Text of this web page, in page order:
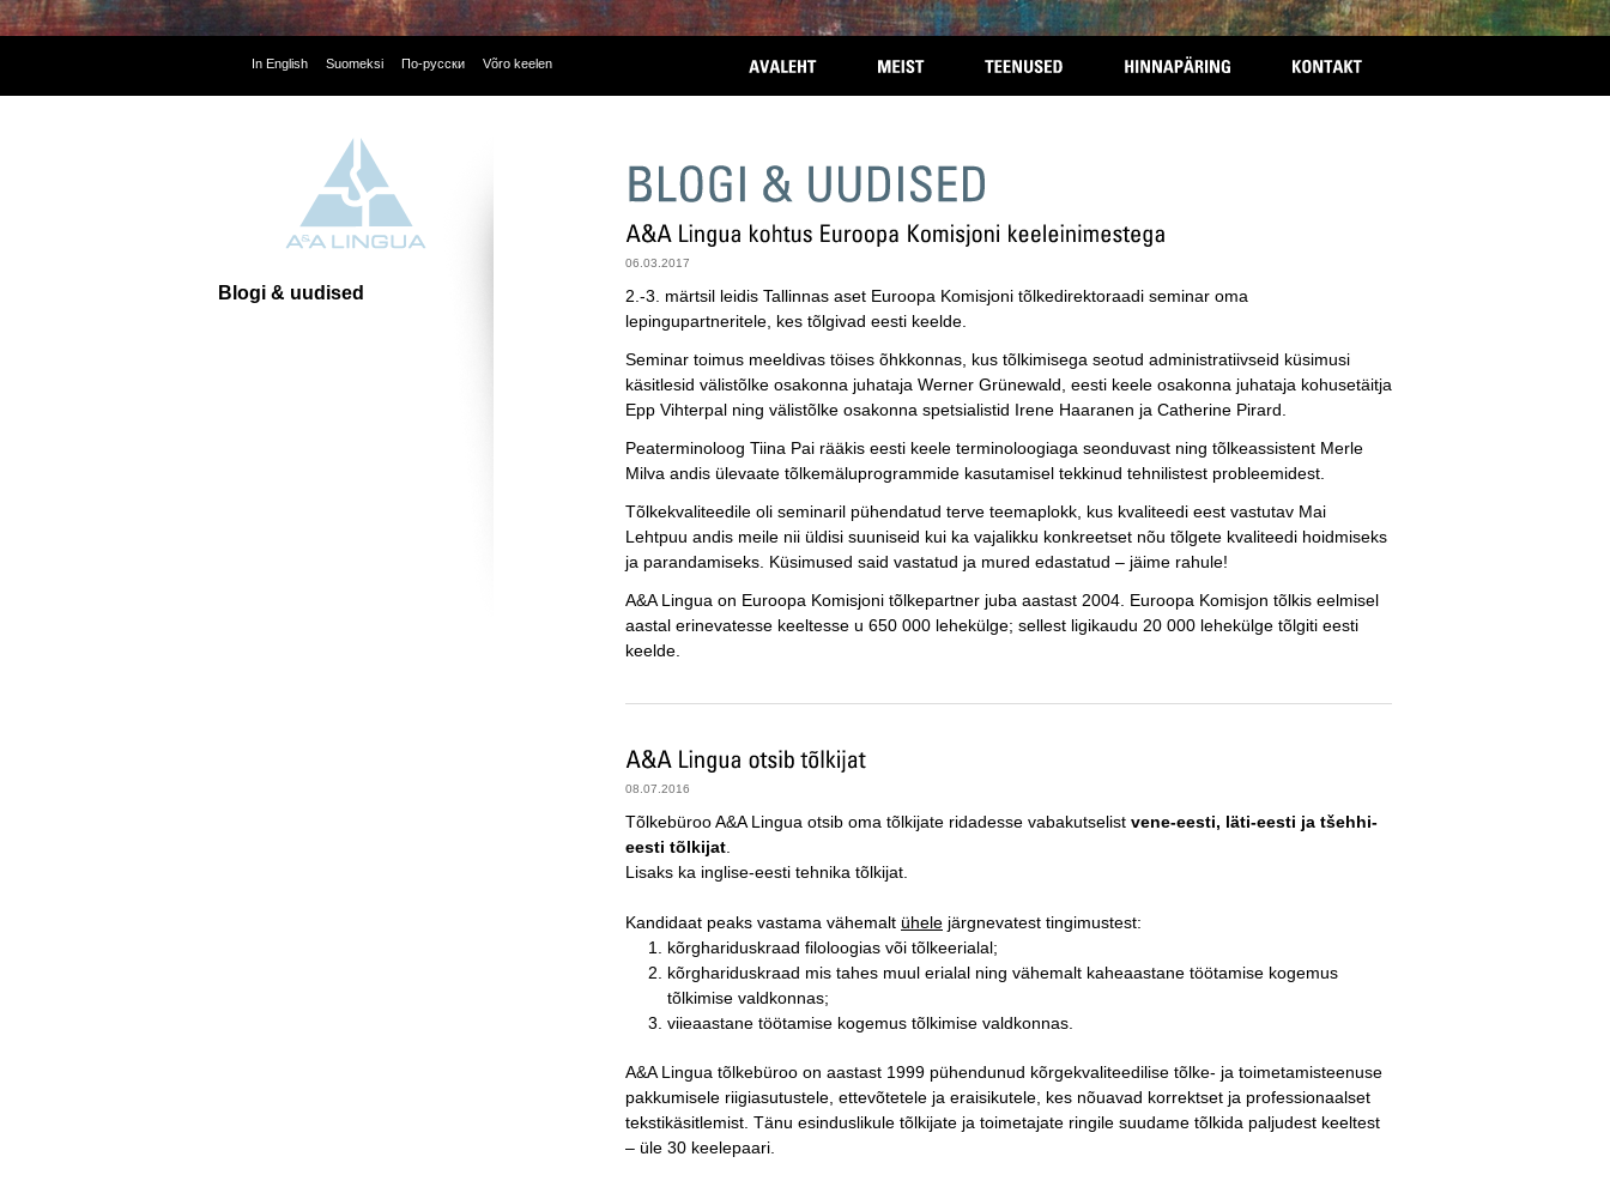
In English Suomeksi По-русски Võro keelen
06.03.2017
2.-3. märtsil leidis Tallinnas aset Euroopa Komisjoni tõlkedirektoraadi seminar oma
lepingupartneritele, kes tõlgivad eesti keelde.
Seminar toimus meeldivas töises õhkkonnas, kus tõlkimisega seotud administratiivseid küsimusi
käsitlesid välistõlke osakonna juhataja Werner Grünewald, eesti keele osakonna juhataja kohusetäitja
Epp Vihterpal ning välistõlke osakonna spetsialistid Irene Haaranen ja Catherine Pirard.
Peaterminoloog Tiina Pai rääkis eesti keele terminoloogiaga seonduvast ning tõlkeassistent Merle
Milva andis ülevaate tõlkemäluprogrammide kasutamisel tekkinud tehnilistest probleemidest.
Tõlkekvaliteedile oli seminaril pühendatud terve teemaplokk, kus kvaliteedi eest vastutav Mai
Lehtpuu andis meile nii üldisi suuniseid kui ka vajalikku konkreetset nõu tõlgete kvaliteedi hoidmiseks
ja parandamiseks. Küsimused said vastatud ja mured edastatud – jäime rahule!
A&A Lingua on Euroopa Komisjoni tõlkepartner juba aastast 2004. Euroopa Komisjon tõlkis eelmisel
aastal erinevatesse keeltesse u 650 000 lehekülge; sellest ligikaudu 20 000 lehekülge tõlgiti eesti
keelde.
08.07.2016
Tõlkebüroo A&A Lingua otsib oma tõlkijate ridadesse vabakutselist vene-eesti, läti-eesti ja tšehhi-
eesti tõlkijat.
Lisaks ka inglise-eesti tehnika tõlkijat.
Kandidaat peaks vastama vähemalt ühele järgnevatest tingimustest:
kõrghariduskraad filoloogias või tõlkeerialal;
kõrghariduskraad mis tahes muul erialal ning vähemalt kaheaastane töötamise kogemus
tõlkimise valdkonnas;
viieaastane töötamise kogemus tõlkimise valdkonnas.
A&A Lingua tõlkebüroo on aastast 1999 pühendunud kõrgekvaliteedilise tõlke- ja toimetamisteenuse
pakkumisele riigiasutustele, ettevõtetele ja eraisikutele, kes nõuavad korrektset ja professionaalset
tekstikäsitlemist. Tänu esinduslikule tõlkijate ja toimetajate ringile suudame tõlkida paljudest keeltest
– üle 30 keelepaari.
Blogi & uudised